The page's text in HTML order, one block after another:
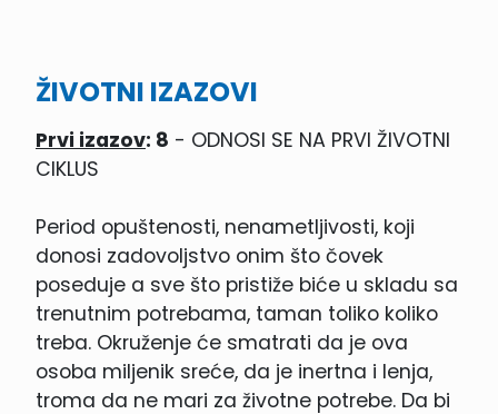
ŽIVOTNI IZAZOVI
Prvi izazov: 8 - ODNOSI SE NA PRVI ŽIVOTNI
CIKLUS
Period opuštenosti, nenametljivosti, koji
donosi zadovoljstvo onim što čovek
poseduje a sve što pristiže biće u skladu sa
trenutnim potrebama, taman toliko koliko
treba. Okruženje će smatrati da je ova
osoba miljenik sreće, da je inertna i lenja,
troma da ne mari za životne potrebe. Da bi